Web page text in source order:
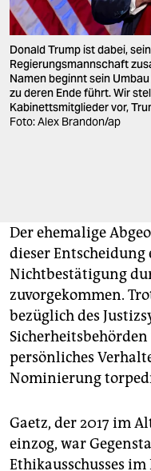
Donald Trump ist dabei,
Regierungsmannschaft
Namen beginnt sein
zu deren Ende führt. Wir
Kabinettsmitglieder vor,
Foto: Alex Brandon/ap
Der ehemalige
dieser
Nichtbestätigung
zuvorgekommen.
bezüglich des
Sicherheitsbehörden
persönliches
Nominierung
Gaetz, der 2017 im
einzog, war
Ethikausschusses